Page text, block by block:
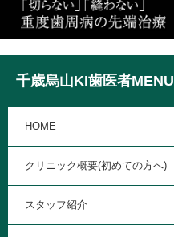
千歳烏山KI歯医者MENU
HOME
クリニック概要(初めての方へ)
スタッフ紹介